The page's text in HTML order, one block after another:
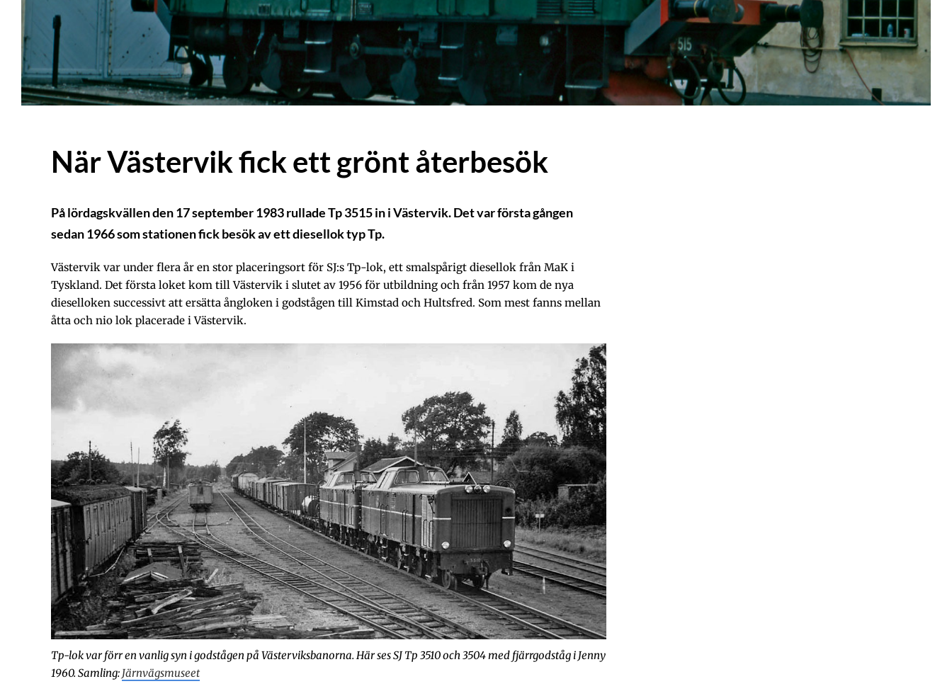
När Västervik fick ett grönt återbesök
På lördagskvällen den 17 september 1983 rullade Tp 3515 in i Västervik. Det var första gången
sedan 1966 som stationen fick besök av ett diesellok typ Tp.
Västervik var under flera år en stor placeringsort för SJ:s Tp-lok, ett smalspårigt diesellok från MaK i
Tyskland. Det första loket kom till Västervik i slutet av 1956 för utbildning och från 1957 kom de nya
dieselloken successivt att ersätta ångloken i godstågen till Kimstad och Hultsfred. Som mest fanns mellan
åtta och nio lok placerade i Västervik.
Tp-lok var förr en vanlig syn i godstågen på Västerviksbanorna. Här ses SJ Tp 3510 och 3504 med fjärrgodståg i Jenny
1960. Samling: Järnvägsmuseet